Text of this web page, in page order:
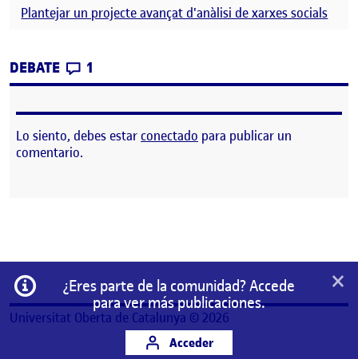
Plantejar un projecte avançat d'anàlisi de xarxes socials
DEBATE CONTRIBUTIONS
1
Lo siento, debes estarconectado para publicar un
comentario.
Información
¿Eres parte de la comunidad? Accede
para ver más publicaciones.
Acceder
×
Universitat Oberta de Catalunya © 2026